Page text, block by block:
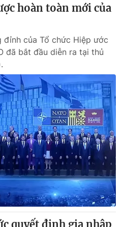
hoàn toàn mới của
đỉnh của Tổ chức Hiệp ước
đã bắt đầu diễn ra tại thủ
quyết định gia nhập